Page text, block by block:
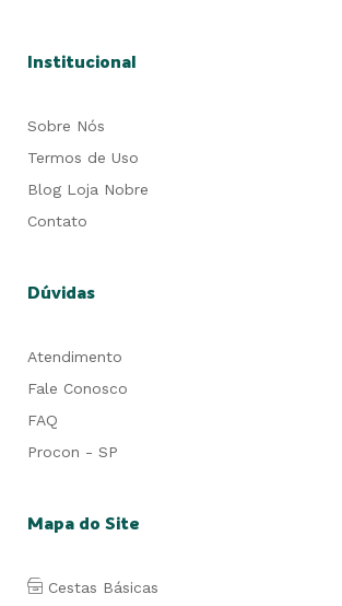
Institucional
Sobre Nós
Termos de Uso
Blog Loja Nobre
Contato
Dúvidas
Atendimento
Fale Conosco
FAQ
Procon - SP
Mapa do Site
Cestas Básicas